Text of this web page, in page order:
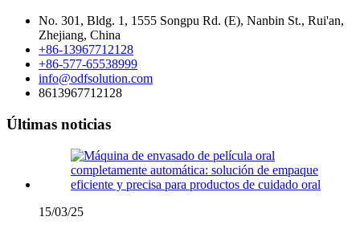
No. 301, Bldg. 1, 1555 Songpu Rd. (E), Nanbin St., Rui'an,
Zhejiang, China
+86-13967712128
+86-577-65538999
info@odfsolution.com
8613967712128
Últimas noticias
15/03/25